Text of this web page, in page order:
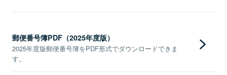
郵便番号簿PDF（2025年度版）
2025年度版郵便番号簿をPDF形式でダウンロードできま
す。